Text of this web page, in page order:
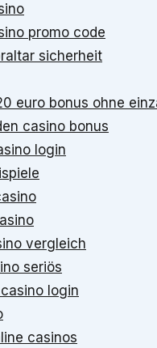
promo code
sicherheit
euro bonus ohne
casino bonus
login
vergleich
seriös
login
casinos